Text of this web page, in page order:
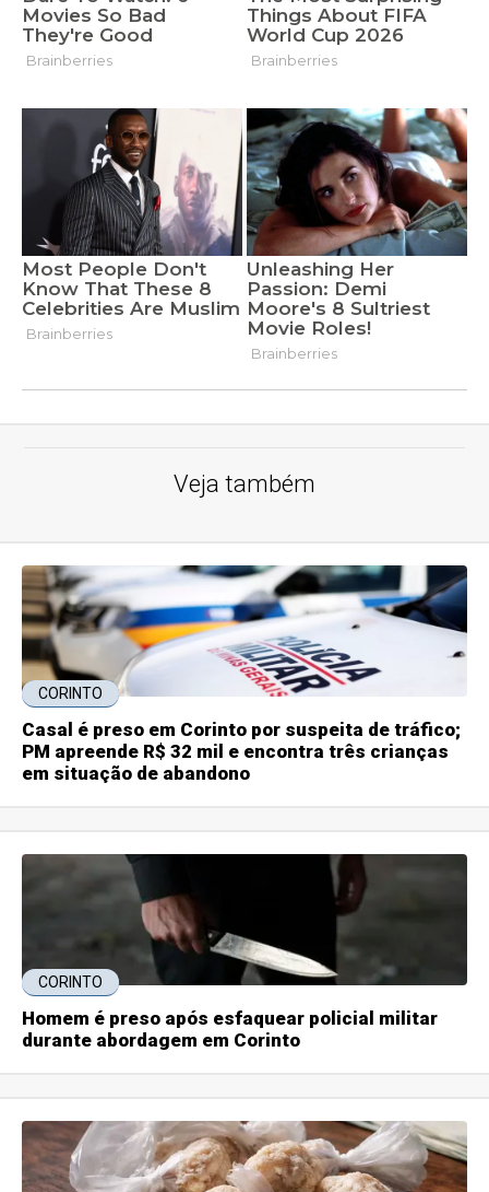
Veja também
CORINTO
Casal é preso em Corinto por suspeita de tráfico;
PM apreende R$ 32 mil e encontra três crianças
em situação de abandono
CORINTO
Homem é preso após esfaquear policial militar
durante abordagem em Corinto